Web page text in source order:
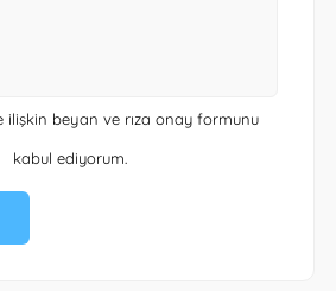
ilişkin beyan ve rıza onay formunu
kabul ediyorum.